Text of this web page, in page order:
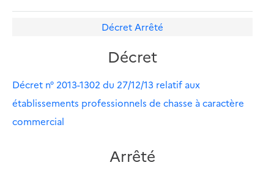
DécretArrêté
Décret
Décret n° 2013-1302 du 27/12/13 relatif aux
établissements professionnels de chasse à caractère
commercial
Arrêté